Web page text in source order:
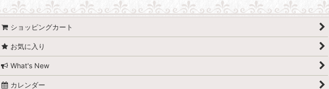
ショッピングカート
お気に入り
What's New
カレンダー